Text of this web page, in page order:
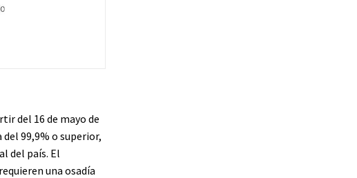
del 16 de mayo de
99,9% o superior,
del país. El
una osadía